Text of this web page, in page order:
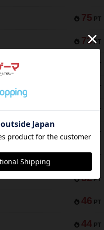
75 PT
73 PT
PT
PT
60 PT
PT
58 PT
52 PT
46 PT
44 PT